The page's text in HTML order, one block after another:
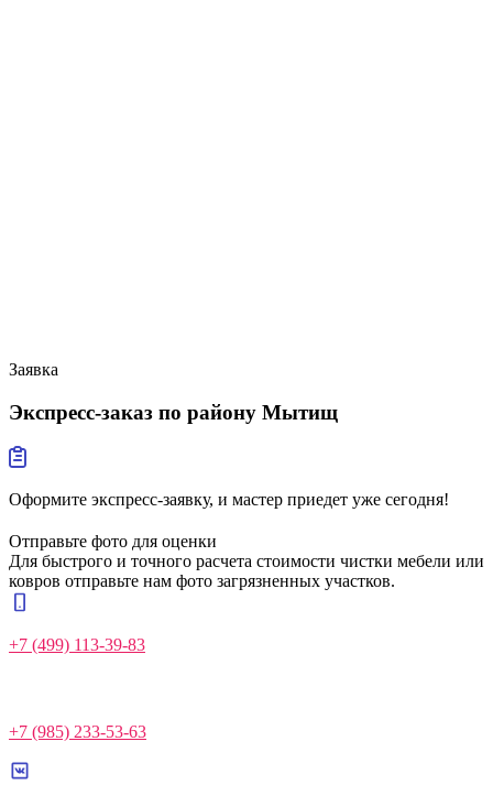
Заявка
Экспресс-заказ по району Мытищ
Оформите экспресс-заявку, и мастер приедет уже сегодня!
Отправьте фото для оценки
Для быстрого и точного расчета стоимости чистки мебели или
ковров отправьте нам фото загрязненных участков.
+7 (499) 113-39-83
+7 (985) 233-53-63